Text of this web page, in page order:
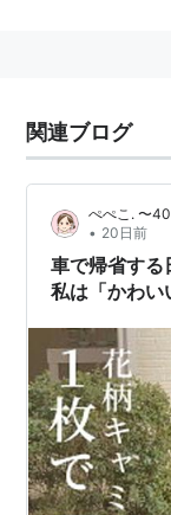
関連ブログ
ぺぺこ. 〜
• 20日前
車で帰省する
私は「かわい